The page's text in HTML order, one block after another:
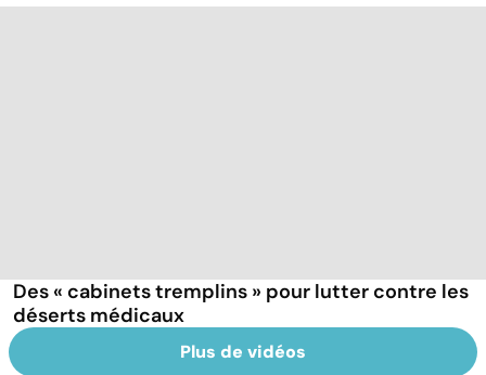
Des « cabinets tremplins » pour lutter contre les
déserts médicaux
Plus de vidéos